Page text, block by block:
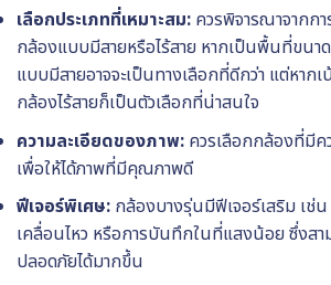
เลือกประเภทที่เหมาะสม: ควรพิจารณาจากกา
กล้องแบบมีสายหรือไร้สาย หากเป็นพื้นที่ขนา
แบบมีสายอาจจะเป็นทางเลือกที่ดีกว่า แต่หาก
กล้องไร้สายก็เป็นตัวเลือกที่น่าสนใจ
ความละเอียดของภาพ: ควรเลือกกล้องที่มี
เพื่อให้ได้ภาพที่มีคุณภาพดี
ฟีเจอร์พิเศษ: กล้องบางรุ่นมีฟีเจอร์เสริม เช่
เคลื่อนไหว หรือการบันทึกในที่แสงน้อย ซึ่งสา
ปลอดภัยได้มากขึ้น